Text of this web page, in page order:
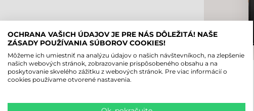
OCHRANA VAŠICH ÚDAJOV JE PRE NÁS DÔLEŽITÁ! NAŠE
ZÁSADY POUŽÍVANIA SÚBOROV COOKIES!
Môžeme ich umiestniť na analýzu údajov o našich návštevníkoch, na zlepšenie
našich webových stránok, zobrazovanie prispôsobeného obsahu a na
poskytovanie skvelého zážitku z webových stránok. Pre viac informácií o
cookies používame otvorené nastavenia.